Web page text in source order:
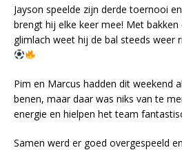
Jayson speelde zijn derde toernooi
brengt hij elke keer mee! Met
glimlach weet hij de bal steeds weer
Pim en Marcus hadden dit weekend
benen, maar daar was niks van te
energie en hielpen het team
Samen werd er goed overgespeeld